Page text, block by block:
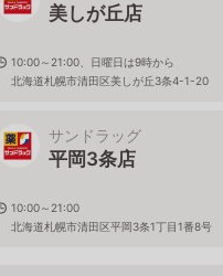
美しが丘店
10:00～21:00、日曜日は9時から
北海道札幌市清田区美しが丘3条4-1-20
サンドラッグ
平岡3条店
10:00～21:00
北海道札幌市清田区平岡3条1丁目1番8号